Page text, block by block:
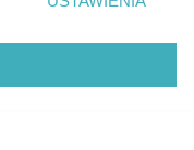
strony
zgody
się takiemu